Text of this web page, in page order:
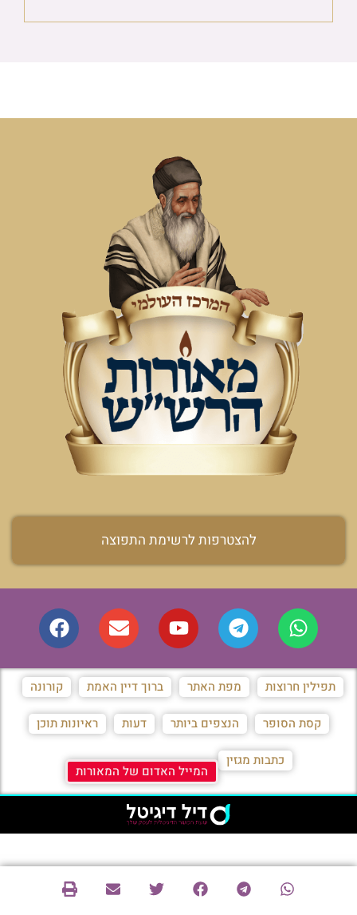
להצטרפות לרשימת התפוצה
תפילין חרוצות מפת האתר ברוך דיין האמת קורונה
קסת הסופר הנצפים ביותר דעות ראיונות תוכן
כתבות מגזין
המייל האדום של המאורות